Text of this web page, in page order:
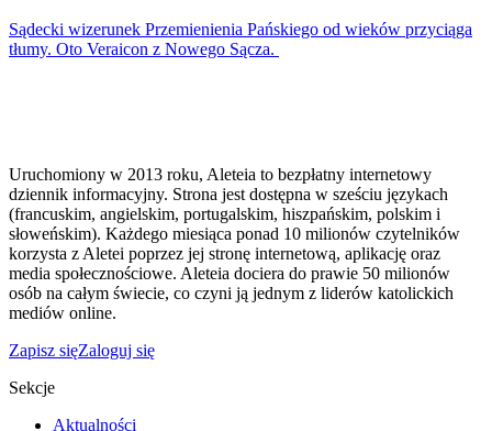
Sądecki wizerunek Przemienienia Pańskiego od wieków przyciąga
tłumy. Oto Veraicon z Nowego Sącza.
Uruchomiony w 2013 roku, Aleteia to bezpłatny internetowy
dziennik informacyjny. Strona jest dostępna w sześciu językach
(francuskim, angielskim, portugalskim, hiszpańskim, polskim i
słoweńskim). Każdego miesiąca ponad 10 milionów czytelników
korzysta z Aletei poprzez jej stronę internetową, aplikację oraz
media społecznościowe. Aleteia dociera do prawie 50 milionów
osób na całym świecie, co czyni ją jednym z liderów katolickich
mediów online.
Zapisz sięZaloguj się
Sekcje
Aktualności